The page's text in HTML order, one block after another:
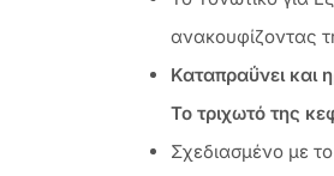
ανακουφίζοντας
Καταπραΰνει και
Το τριχωτό της
Σχεδιασμένο με